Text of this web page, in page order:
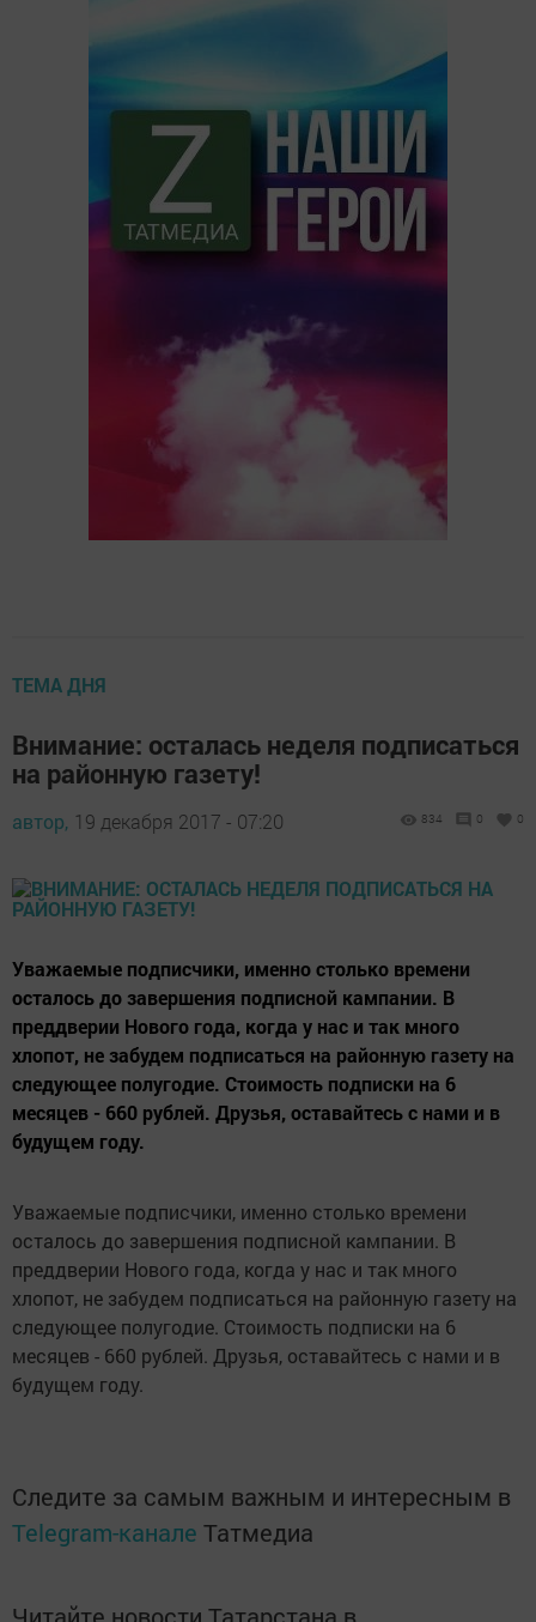
ТЕМА ДНЯ
Внимание: осталась неделя подписаться
на районную газету!
автор, 19 декабря 2017 - 07:20 834 0 0
Уважаемые подписчики, именно столько времени
осталось до завершения подписной кампании. В
преддверии Нового года, когда у нас и так много
хлопот, не забудем подписаться на районную газету на
следующее полугодие. Стоимость подписки на 6
месяцев - 660 рублей. Друзья, оставайтесь с нами и в
будущем году.
Уважаемые подписчики, именно столько времени
осталось до завершения подписной кампании. В
преддверии Нового года, когда у нас и так много
хлопот, не забудем подписаться на районную газету на
следующее полугодие. Стоимость подписки на 6
месяцев - 660 рублей. Друзья, оставайтесь с нами и в
будущем году.
Следите за самым важным и интересным в
Telegram-канале Татмедиа